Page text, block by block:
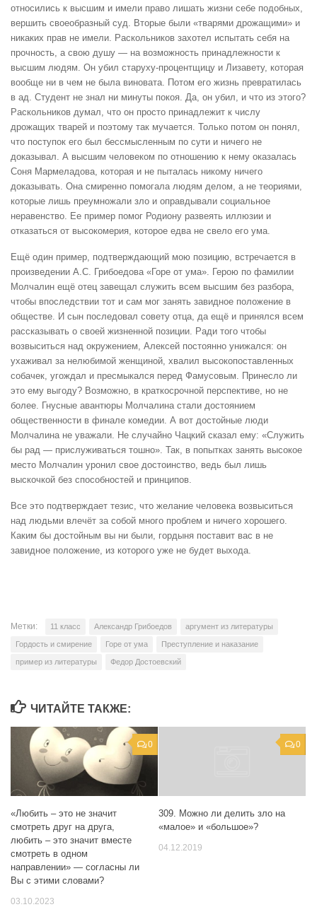
относились к высшим и имели право лишать жизни себе подобных,
вершить своеобразный суд. Вторые были «тварями дрожащими» и
никаких прав не имели. Раскольников захотел испытать себя на
прочность, а свою душу — на возможность принадлежности к
высшим людям. Он убил старуху-процентщицу и Лизавету, которая
вообще ни в чем не была виновата. Потом его жизнь превратилась
в ад. Студент не знал ни минуты покоя. Да, он убил, и что из этого?
Раскольников думал, что он просто принадлежит к числу
дрожащих тварей и поэтому так мучается. Только потом он понял,
что поступок его был бессмысленным по сути и ничего не
доказывал. А высшим человеком по отношению к нему оказалась
Соня Мармеладова, которая и не пыталась никому ничего
доказывать. Она смиренно помогала людям делом, а не теориями,
которые лишь преумножали зло и оправдывали социальное
неравенство. Ее пример помог Родиону развеять иллюзии и
отказаться от высокомерия, которое едва не свело его ума.
Ещё один пример, подтверждающий мою позицию, встречается в
произведении А.С. Грибоедова «Горе от ума». Герою по фамилии
Молчалин ещё отец завещал служить всем высшим без разбора,
чтобы впоследствии тот и сам мог занять завидное положение в
обществе. И сын последовал совету отца, да ещё и принялся всем
рассказывать о своей жизненной позиции. Ради того чтобы
возвыситься над окружением, Алексей постоянно унижался: он
ухаживал за нелюбимой женщиной, хвалил высокопоставленных
собачек, угождал и пресмыкался перед Фамусовым. Принесло ли
это ему выгоду? Возможно, в краткосрочной перспективе, но не
более. Гнусные авантюры Молчалина стали достоянием
общественности в финале комедии. А вот достойные люди
Молчалина не уважали. Не случайно Чацкий сказал ему: «Служить
бы рад — прислуживаться тошно». Так, в попытках занять высокое
место Молчалин уронил свое достоинство, ведь был лишь
выскочкой без способностей и принципов.
Все это подтверждает тезис, что желание человека возвыситься
над людьми влечёт за собой много проблем и ничего хорошего.
Каким бы достойным вы ни были, гордыня поставит вас в не
завидное положение, из которого уже не будет выхода.
Метки: 11 класс Александр Грибоедов аргумент из литературы
Гордость и смирение Горе от ума Преступление и наказание
пример из литературы Федор Достоевский
ЧИТАЙТЕ ТАКЖЕ:
0
«Любить – это не значит
смотреть друг на друга,
любить – это значит вместе
смотреть в одном
направлении» — согласны ли
Вы с этими словами?
03.10.2023
0
309. Можно ли делить зло на
«малое» и «большое»?
04.12.2019